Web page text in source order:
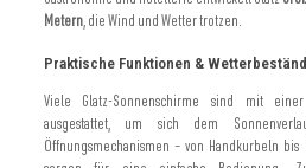
Metern, die Wind und Wetter trotzen.
Praktische Funktionen &
Viele Glatz-Sonnenschirme sind mit
ausgestattet, um sich dem
Öffnungsmechanismen – von Handkurbeln